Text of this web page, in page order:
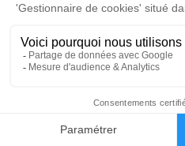
Faire-part
Cérémonie religieuse
Eglise Saint-Pierre de
Chemin de l'Eglise